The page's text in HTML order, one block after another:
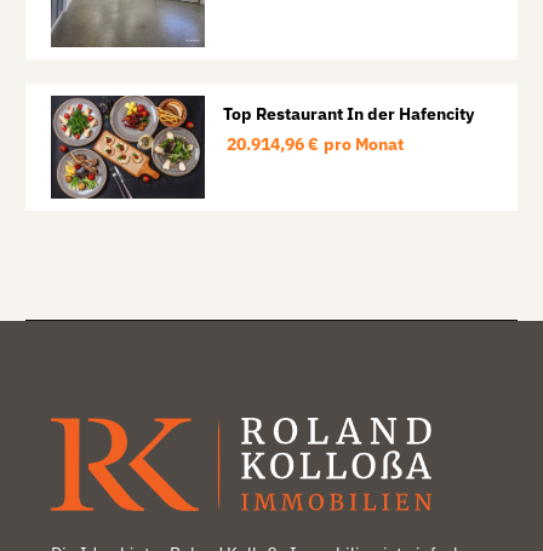
Top Restaurant In der Hafencity
20.914,96 € pro Monat